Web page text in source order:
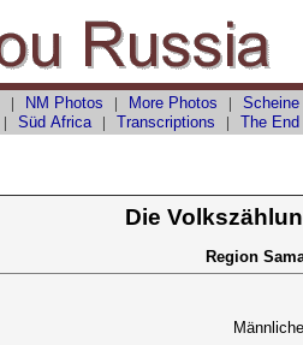
| NM Photos | More Photos | Scheine
| Süd Africa| Transcriptions | The End
Die
Region